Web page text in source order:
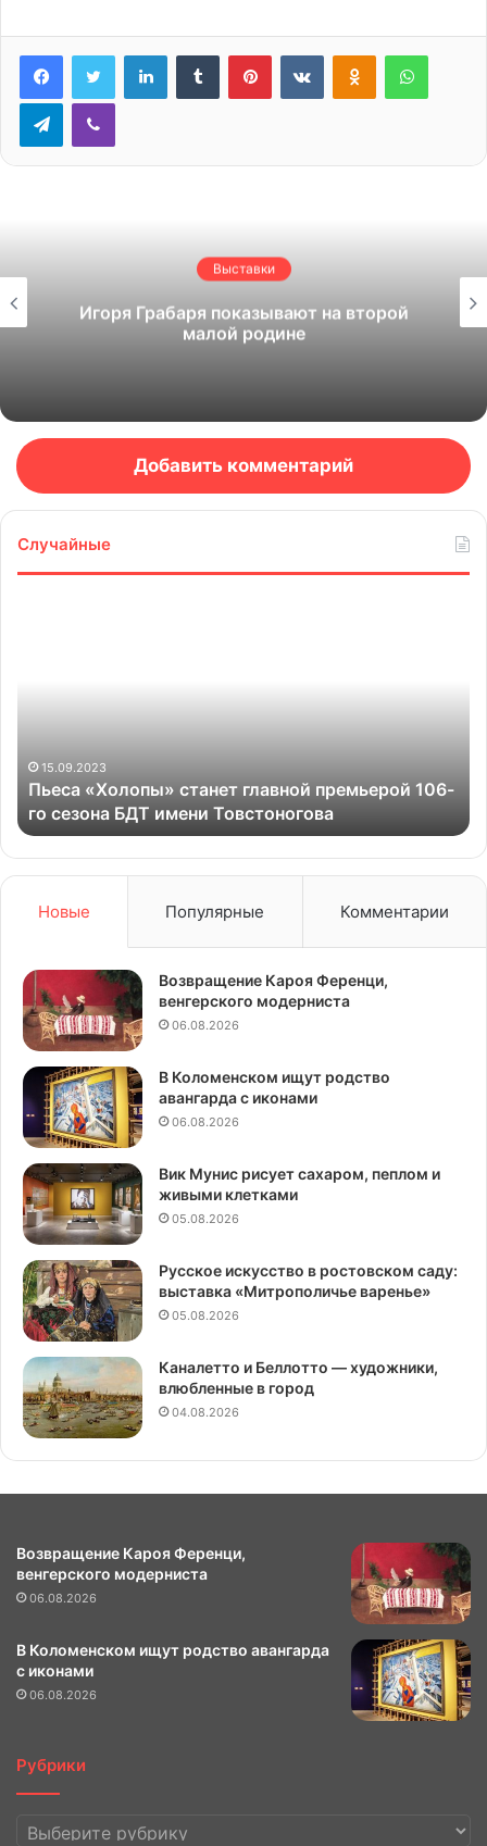
LinkedInTumblr PinterestВконтактеОдноклассники
TelegramViber
Выставки
Игоря Грабаря показывают на второй
малой родине
Добавить комментарий
Случайные
сезона
БДТ
имени
Товстоногова
15.09.2023
Пьеса «Холопы» станет главной премьерой 106-
го сезона БДТ имени Товстоногова
Новые Популярные Комментарии
Возвращение Кароя Ференци,
венгерского модерниста
06.08.2026
В Коломенском ищут родство
авангарда с иконами
06.08.2026
Вик Мунис рисует сахаром, пеплом и
живыми клетками
05.08.2026
Русское искусство в ростовском саду:
выставка «Митрополичье варенье»
05.08.2026
Каналетто и Беллотто — художники,
влюбленные в город
04.08.2026
Возвращение Кароя Ференци,
венгерского модерниста
06.08.2026
В Коломенском ищут родство авангарда
с иконами
06.08.2026
Рубрики
Рубрики